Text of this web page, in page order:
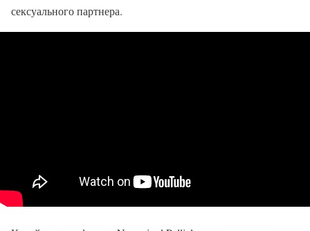
сексуального партнера.